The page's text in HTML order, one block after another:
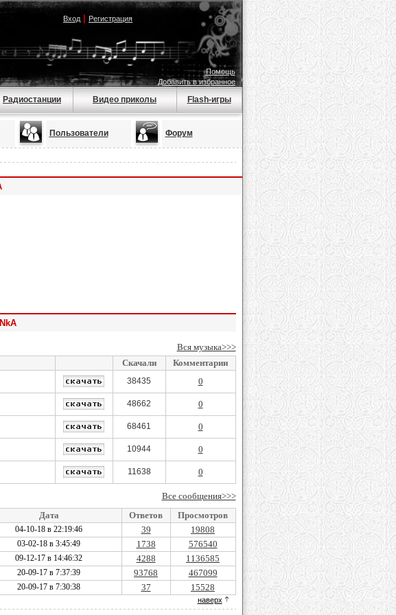
Вход| Регистрация
Помощь
Добавить в избранное
Радиостанции Видео приколы Flash-игры
Пользователи Форум
Вся музыка>>>
Скачали
Комментарии
38435 0
48662 0
68461 0
10944 0
11638 0
Все сообщения>>>
Дата Ответов Просмотров
04-10-18 в 22:19:46 39 19808
03-02-18 в 3:45:49 1738 576540
09-12-17 в 14:46:32 4288 1136585
20-09-17 в 7:37:39 93768 467099
20-09-17 в 7:30:38 37 15528
наверх